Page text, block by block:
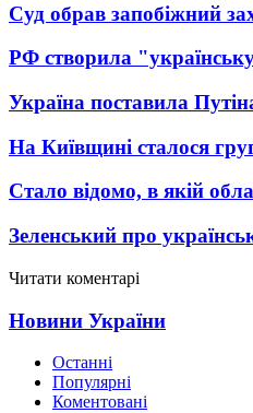
Суд обрав запобіжний
РФ створила
Україна поставила
На Київщині сталося
Стало відомо, в якій
Зеленський про
Читати коментарі
Новини України
Останні
Популярні
Коментовані